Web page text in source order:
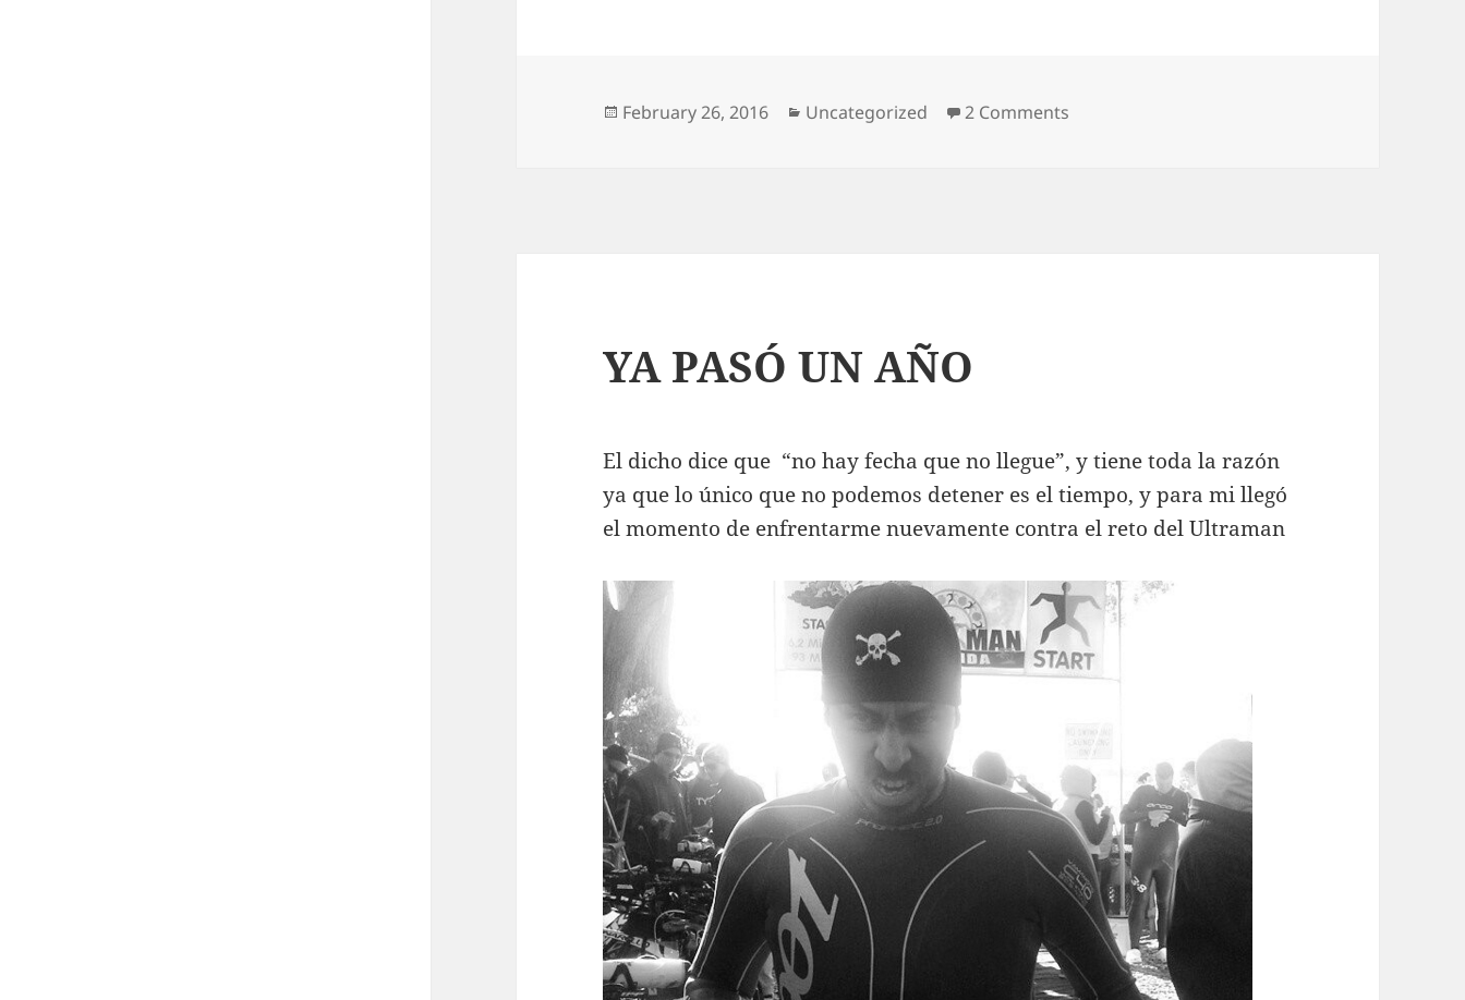
Posted
February 26, 2016 Categories
Uncategorized 2 Comments
YA PASÓ UN AÑO
El dicho dice que “no hay fecha que no llegue”, y tiene toda la razón
ya que lo único que no podemos detener es el tiempo, y para mi llegó
el momento de enfrentarme nuevamente contra el reto del Ultraman